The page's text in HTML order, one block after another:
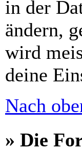
in der
ändern,
wird
deine
Nach
» Die